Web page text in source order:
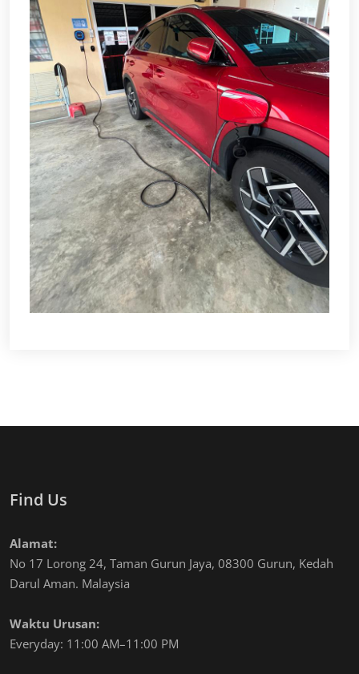
Find Us
Alamat:
No 17 Lorong 24, Taman Gurun Jaya, 08300 Gurun, Kedah
Darul Aman. Malaysia
Waktu Urusan:
Everyday: 11:00 AM–11:00 PM